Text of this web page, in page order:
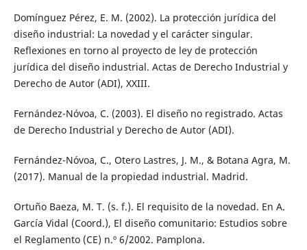
Domínguez Pérez, E. M. (2002). La protección jurídica del
diseño industrial: La novedad y el carácter singular.
Reflexiones en torno al proyecto de ley de protección
jurídica del diseño industrial. Actas de Derecho Industrial y
Derecho de Autor (ADI), XXIII.
Fernández-Nóvoa, C. (2003). El diseño no registrado. Actas
de Derecho Industrial y Derecho de Autor (ADI).
Fernández-Nóvoa, C., Otero Lastres, J. M., & Botana Agra, M.
(2017). Manual de la propiedad industrial. Madrid.
Ortuño Baeza, M. T. (s. f.). El requisito de la novedad. En A.
García Vidal (Coord.), El diseño comunitario: Estudios sobre
el Reglamento (CE) n.º 6/2002. Pamplona.